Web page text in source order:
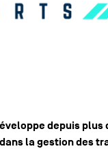
depuis plus
la gestion des